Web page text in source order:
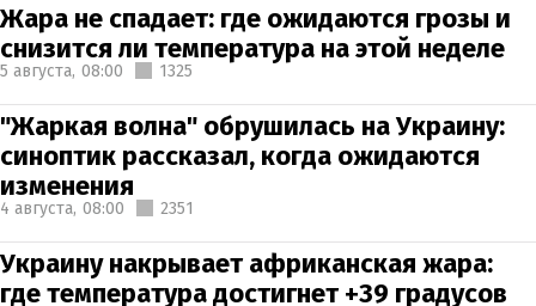
Жара не спадает: где ожидаются грозы и
снизится ли температура на этой неделе
5 августа, 08:00 1325
"Жаркая волна" обрушилась на Украину:
синоптик рассказал, когда ожидаются
изменения
4 августа, 08:00 2351
Украину накрывает африканская жара:
где температура достигнет +39 градусов